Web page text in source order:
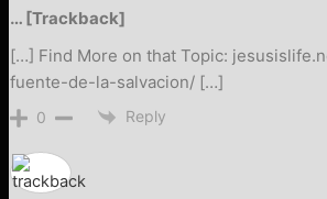
… [Trackback]
[…] Find More on that Topic:
fuente-de-la-salvacion/ […]
0 Reply